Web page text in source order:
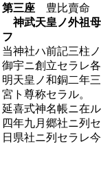
第三座 豊比賣命
神武天皇ノ外祖
フ
当神社ハ前記三柱
御宇ニ創立セラレ
明天皇ノ和銅二年
宮ト尊称セラル。
延喜式神名帳ニ在
四年九月郷社ニ列
日県社ニ列セラレ今